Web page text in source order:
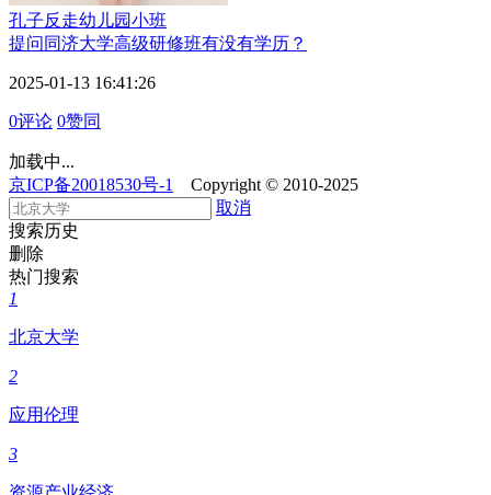
孔子反走幼儿园小班
提问 同济大学高级研修班有没有学历？
2025-01-13 16:41:26
0评论 0赞同
加载中...
京ICP备20018530号-1
Copyright © 2010-2025
取消
搜索历史
删除
热门搜索
1
北京大学
2
应用伦理
3